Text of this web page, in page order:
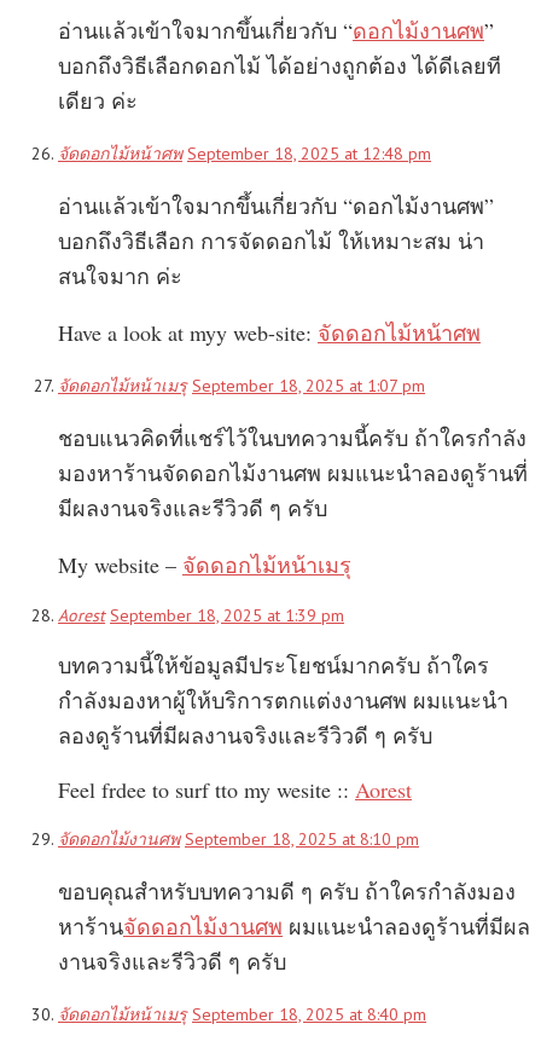
อ่านแล้วเข้าใจมากขึ้นเกี่ยวกับ “ดอกไม้งานศพ”
บอกถึงวิธีเลือกดอกไม้ ได้อย่างถูกต้อง ได้ดีเลยที
เดียว ค่ะ
จัดดอกไม้หน้าศพ September 18, 2025 at 12:48 pm
อ่านแล้วเข้าใจมากขึ้นเกี่ยวกับ “ดอกไม้งานศพ”
บอกถึงวิธีเลือก การจัดดอกไม้ ให้เหมาะสม น่า
สนใจมาก ค่ะ
Have a look at myy web-site: จัดดอกไม้หน้าศพ
จัดดอกไม้หน้าเมรุ September 18, 2025 at 1:07 pm
ชอบแนวคิดที่แชร์ไว้ในบทความนี้ครับ ถ้าใครกำลัง
มองหาร้านจัดดอกไม้งานศพ ผมแนะนำลองดูร้านที่
มีผลงานจริงและรีวิวดี ๆ ครับ
My website – จัดดอกไม้หน้าเมรุ
Aorest September 18, 2025 at 1:39 pm
บทความนี้ให้ข้อมูลมีประโยชน์มากครับ ถ้าใคร
กำลังมองหาผู้ให้บริการตกแต่งงานศพ ผมแนะนำ
ลองดูร้านที่มีผลงานจริงและรีวิวดี ๆ ครับ
Feel frdee to surf tto my wesite :: Aorest
จัดดอกไม้งานศพ September 18, 2025 at 8:10 pm
ขอบคุณสำหรับบทความดี ๆ ครับ ถ้าใครกำลังมอง
หาร้านจัดดอกไม้งานศพ ผมแนะนำลองดูร้านที่มีผล
งานจริงและรีวิวดี ๆ ครับ
จัดดอกไม้หน้าเมรุ September 18, 2025 at 8:40 pm